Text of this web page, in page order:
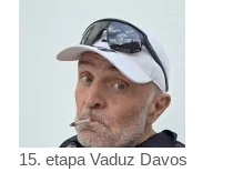
15. etapa Vaduz Davos